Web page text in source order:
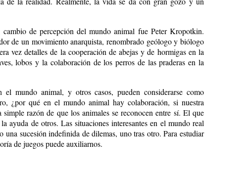
de percepción del mundo animal fue Peter Kropotkin.
de un movimiento anarquista, renombrado geólogo y biólogo
vez detalles de la cooperación de abejas y de hormigas en la
lobos y la colaboración de los perros de las praderas en la
el mundo animal, y otros casos, pueden considerarse como
¿por qué en el mundo animal hay colaboración, si nuestra
razón de que los animales se reconocen entre sí. El que
ayuda de otros. Las situaciones interesantes en el mundo real
una sucesión indefinida de dilemas, uno tras otro. Para estudiar
de juegos puede auxiliarnos.